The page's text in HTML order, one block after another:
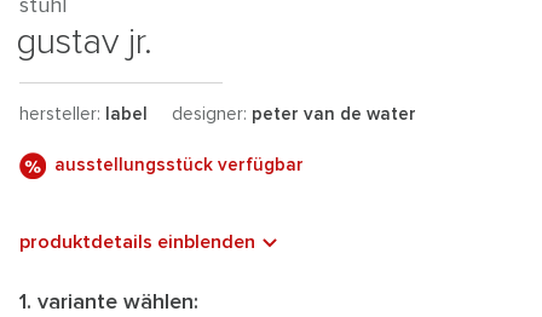
stuhl
gustav jr.
hersteller: label designer: peter van de water
ausstellungsstück verfügbar
produktdetails einblenden
1. variante wählen: